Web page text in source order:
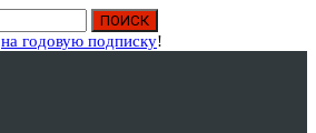
на годовую подписку!